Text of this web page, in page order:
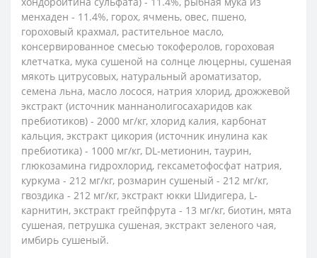
менхаден - 11.4%, горох, ячмень, овес, пшено,
гороховый крахмал, растительное масло,
консервированное смесью токоферолов, гороховая
клетчатка, мука сушеной на солнце люцерны, сушеная
мякоть цитрусовых, натуральный ароматизатор,
семена льна, масло лосося, натрия хлорид, дрожжевой
экстракт (источник маннанолигосахаридов как
пребиотиков) - 2000 мг/кг, хлорид калия, карбонат
кальция, экстракт цикория (источник инулина как
пребиотика) - 1000 мг/кг, DL-метионин, таурин,
глюкозамина гидрохлорид, гексаметофосфат натрия,
куркума - 212 мг/кг, розмарин сушеный - 212 мг/кг,
гвоздика - 212 мг/кг, экстракт юкки Шидигера, L-
карнитин, экстракт грейпфрута - 13 мг/кг, биотин, мята
сушеная, петрушка сушеная, экстракт зеленого чая,
имбирь сушеный.